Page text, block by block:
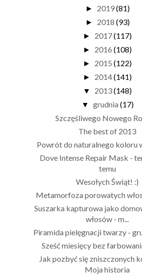
► 2019(81)
► 2018 (93)
► 2017(117)
► 2016 (108)
► 2015 (122)
► 2014(141)
▼ 2013(148)
▼ grudnia (17)
Szczęśliwego Nowego
The best of 2013
Powrót do naturalnego koloru
Dove Intense Repair Mask -
temu
Wesołych Świąt! :)
Metamorfoza porowatych
Suszarka kapturowa jako
włosów - m...
Piramida pielęgnacji twarzy -
Sześć miesięcy bez
Jak pozbyć się zniszczonych
Moja historia